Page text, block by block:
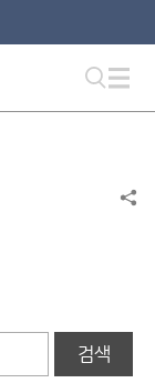
검색